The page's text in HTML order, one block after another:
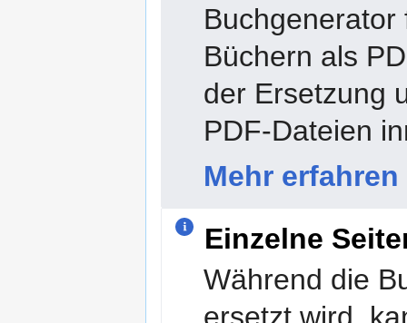
Büchern als
der Ersetzung
PDF-Dateien
Mehr erfahren
Einzelne
Während die